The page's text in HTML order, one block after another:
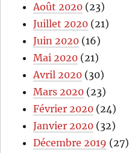
Août 2020 (23)
Juillet 2020 (21)
Juin 2020 (16)
Mai 2020 (21)
Avril 2020 (30)
Mars 2020 (23)
Février 2020 (24)
Janvier 2020 (32)
Décembre 2019 (27)